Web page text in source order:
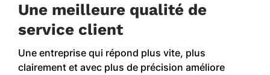
Une meilleure qualité de
service client
Une entreprise qui répond plus vite, plus
clairement et avec plus de précision améliore